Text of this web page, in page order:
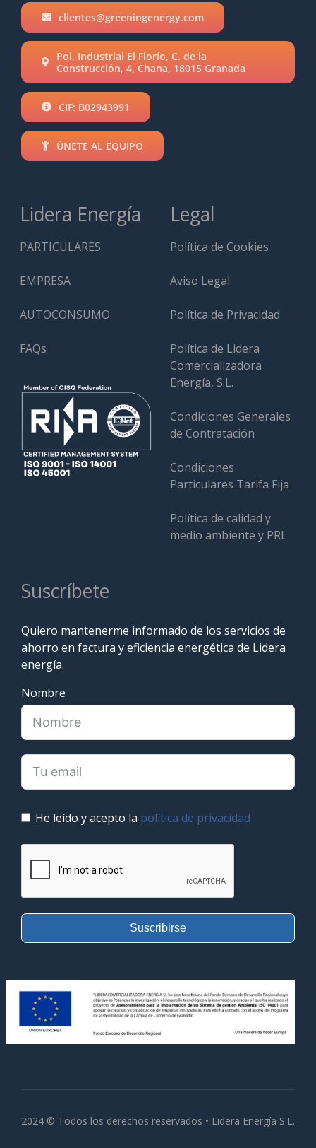
clientes@greeningenergy.com
Pol. Industrial El Florío, C. de la
Construcción, 4, Chana, 18015 Granada
CIF: B02943991
ÚNETE AL EQUIPO
Lidera Energía
PARTICULARES
EMPRESA
AUTOCONSUMO
FAQs
Legal
Política de Cookies
Aviso Legal
Política de Privacidad
Política de Lidera
Comercializadora
Energía, S.L.
Condiciones Generales
de Contratación
Condiciones
Particulares Tarifa Fija
Política de calidad y
medio ambiente y PRL
Suscríbete
Quiero mantenerme informado de los servicios de
ahorro en factura y eficiencia energética de Lidera
energía.
Nombre
He leído y acepto la política de privacidad
Suscribirse
2024 © Todos los derechos reservados • Lidera Energía S.L.